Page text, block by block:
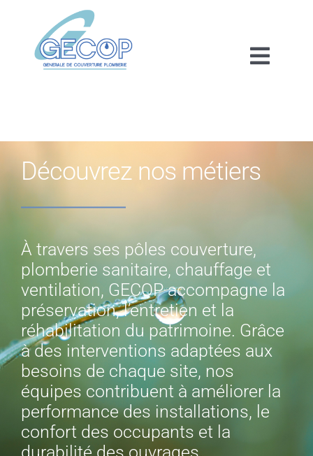
contenu
Découvrez nos métiers
Métiers
GECOP
Actualités
Découvrez nos métiers
À travers ses pôles couverture,
plomberie sanitaire, chauffage et
ventilation, GECOP accompagne la
préservation, l’entretien et la
réhabilitation du patrimoine. Grâce
à des interventions adaptées aux
besoins de chaque site, nos
équipes contribuent à améliorer la
performance des installations, le
confort des occupants et la
durabilité des ouvrages.